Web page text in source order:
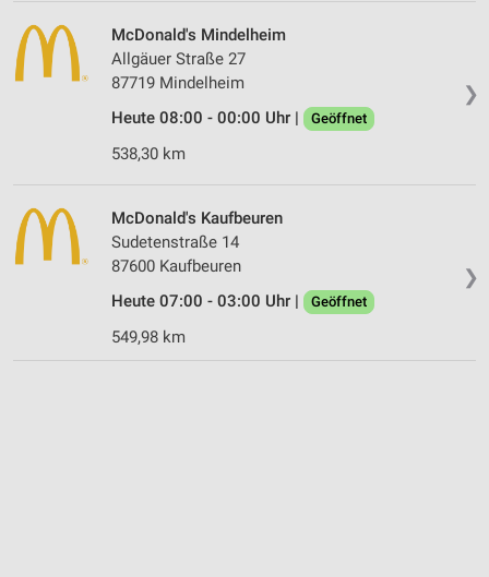
❯
McDonald's Mindelheim
Allgäuer Straße 27
87719 Mindelheim
Heute 08:00 - 00:00 Uhr |
Geöffnet
538,30 km
❯
McDonald's Kaufbeuren
Sudetenstraße 14
87600 Kaufbeuren
Heute 07:00 - 03:00 Uhr |
Geöffnet
549,98 km